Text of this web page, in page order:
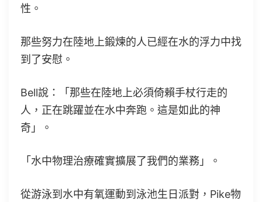
性。
那些努力在陸地上鍛煉的人已經在水的浮力中找
到了安慰。
Bell說：「那些在陸地上必須倚賴手杖行走的
人，正在跳躍並在水中奔跑。這是如此的神
奇」。
「水中物理治療確實擴展了我們的業務」。
從游泳到水中有氧運動到泳池生日派對，Pike物